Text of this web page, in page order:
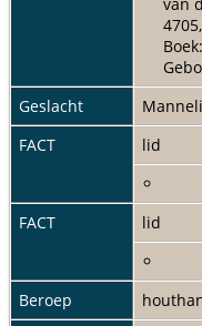
Boek:
Geslacht
FACT
lid
FACT lid
Beroep